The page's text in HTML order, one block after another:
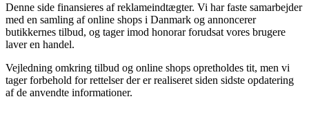
Denne side finansieres af reklameindtægter. Vi har faste samarbejder
med en samling af online shops i Danmark og annoncerer
butikkernes tilbud, og tager imod honorar forudsat vores brugere
laver en handel.
Vejledning omkring tilbud og online shops opretholdes tit, men vi
tager forbehold for rettelser der er realiseret siden sidste opdatering
af de anvendte informationer.